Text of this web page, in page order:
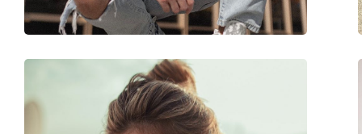
Флексибилни панти:
Не
Аксесоари
Кутия:
Да
Кърпичка за почистване: